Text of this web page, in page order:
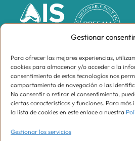
Gestionar
Para ofrecer las mejores experiencias,
cookies para almacenar y/o acceder a la
consentimiento de estas tecnologías nos
comportamiento de navegación o las
No consentir o retirar el consentimiento,
ciertas características y funciones. Para
la lista de cookies en este enlace a nuestra
Gestionar los servicios